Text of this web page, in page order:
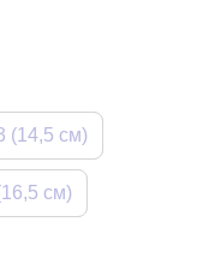
(14,5 см)
см)